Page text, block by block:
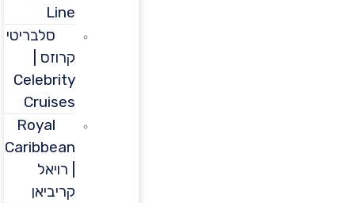
סלבריטי
קרוזס |
Celebrity
Cruises
Royal
Caribbean
קריביאן